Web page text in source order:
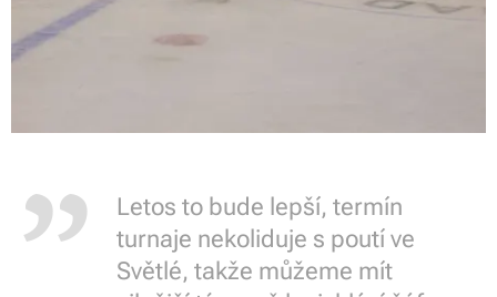
Letos to bude lepší, termín
turnaje nekoliduje s poutí ve
Světlé, takže můžeme mít